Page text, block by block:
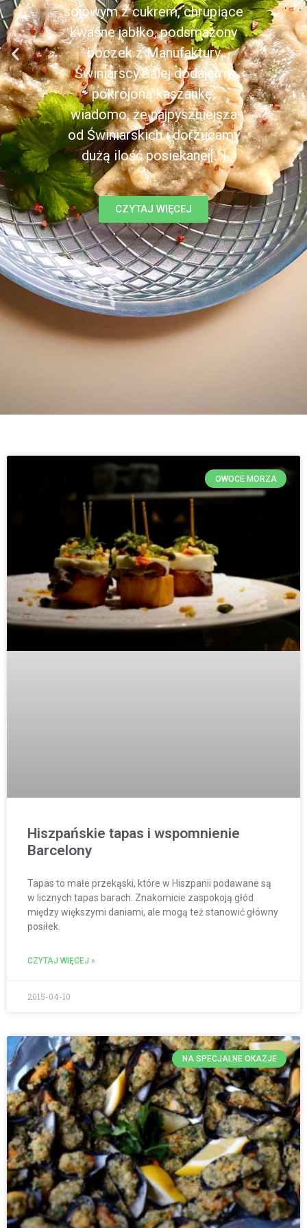
sojowym z cukrem, chrupiące
kwaśne jabłko, podsmażony
boczek z Manufaktury
Świniarscy.Dalej dodajemy
pokrojoną kaszankę,
wiadomo, że najpyszniejsza
od Świniarskich i dorzucamy
dużą ilość posiekanej[...]
CZYTAJ WIĘCEJ
OWOCE MORZA
Hiszpańskie tapas i wspomnienie
Barcelony
Tapas to małe przekąski, które w Hiszpanii podawane są
w licznych tapas barach. Znakomicie zaspokoją głód
między większymi daniami, ale mogą też stanowić główny
posiłek.
CZYTAJ WIĘCEJ »
2015-04-10
NA SPECJALNE OKAZJE